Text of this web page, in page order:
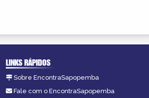
LINKS RÁPIDOS
Sobre EncontraSapopemba
Fale com o EncontraSapopemba